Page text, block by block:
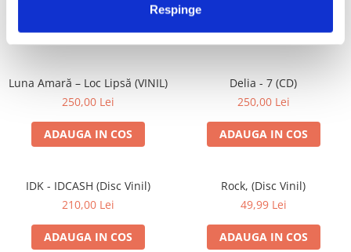
Respinge
ADAUGA IN COS ADAUGA IN COS
Luna Amară – Loc Lipsă (VINIL)
250,00 Lei
ADAUGA IN COS
Delia - 7 (CD)
250,00 Lei
ADAUGA IN COS
IDK - IDCASH (Disc Vinil)
210,00 Lei
ADAUGA IN COS
Rock, (Disc Vinil)
49,99 Lei
ADAUGA IN COS